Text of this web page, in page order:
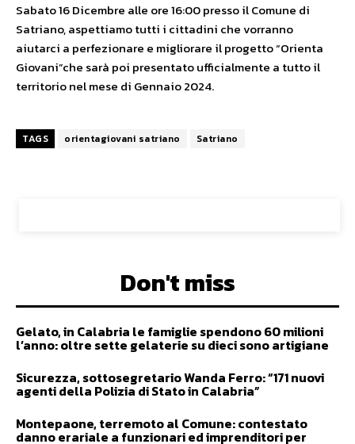
Sabato 16 Dicembre alle ore 16:00 presso il Comune di
Satriano, aspettiamo tutti i cittadini che vorranno
aiutarci a perfezionare e migliorare il progetto “Orienta
Giovani”che sarà poi presentato ufficialmente a tutto il
territorio nel mese di Gennaio 2024.
TAGS orientagiovani satriano Satriano
Don't miss
Gelato, in Calabria le famiglie spendono 60 milioni
l’anno: oltre sette gelaterie su dieci sono artigiane
Sicurezza, sottosegretario Wanda Ferro: “171 nuovi
agenti della Polizia di Stato in Calabria”
Montepaone, terremoto al Comune: contestato
danno erariale a funzionari ed imprenditori per